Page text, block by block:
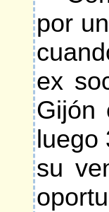
por
ex
Gijón
su